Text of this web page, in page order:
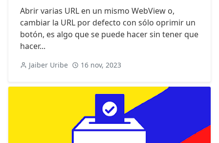
Abrir varias URL en un mismo WebView o,
cambiar la URL por defecto con sólo oprimir un
botón, es algo que se puede hacer sin tener que
hacer...
Jaiber Uribe 16 nov, 2023